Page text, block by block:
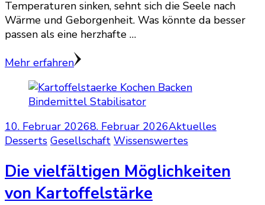
Temperaturen sinken, sehnt sich die Seele nach
Wärme und Geborgenheit. Was könnte da besser
passen als eine herzhafte …
Mehr erfahren
10. Februar 20268. Februar 2026Aktuelles
Desserts Gesellschaft Wissenswertes
Die vielfältigen Möglichkeiten
von Kartoffelstärke